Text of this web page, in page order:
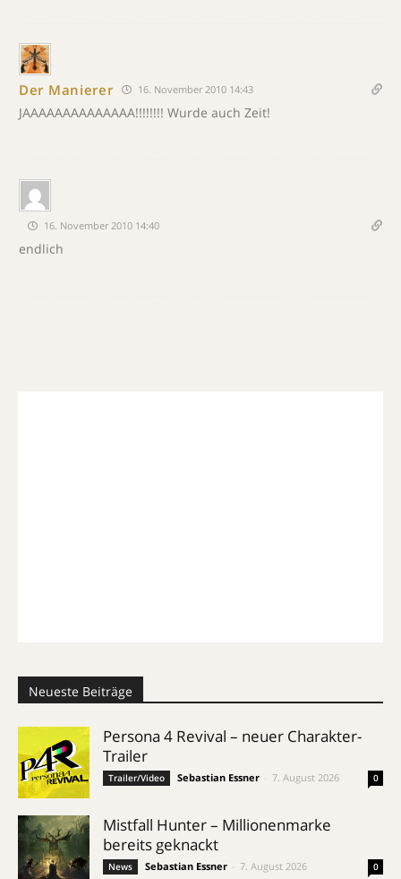
Der Manierer 16. November 2010 14:43
JAAAAAAAAAAAAAA!!!!!!!! Wurde auch Zeit!
16. November 2010 14:40
endlich
Neueste Beiträge
Persona 4 Revival – neuer Charakter-
Trailer
Trailer/Video Sebastian Essner 7. August 2026 0
Mistfall Hunter – Millionenmarke
bereits geknackt
News Sebastian Essner 7. August 2026 0